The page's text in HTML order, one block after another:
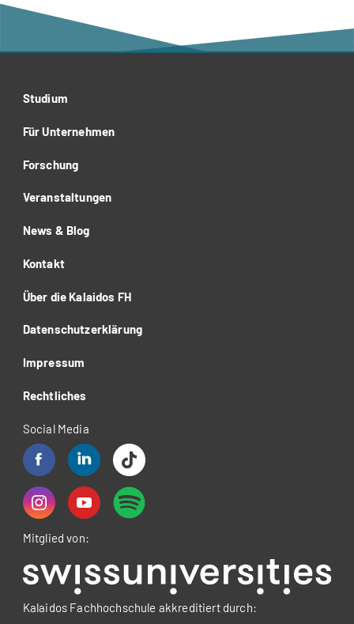
Studium
Für Unternehmen
Forschung
Veranstaltungen
News & Blog
Kontakt
Über die Kalaidos FH
Datenschutzerklärung
Impressum
Rechtliches
Social Media
Mitglied von:
Kalaidos Fachhochschule akkreditiert durch: